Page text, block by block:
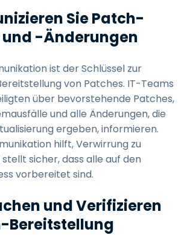
Sie Patch-
-Änderungen
ist der Schlüssel zur
von Patches. IT-Teams
über bevorstehende Patches,
und alle Änderungen, die
ergeben, informieren.
hilft, Verwirrung zu
sicher, dass alle auf den
vorbereitet sind.
und Verifizieren
Bereitstellung